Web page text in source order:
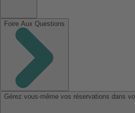
Foire Aux Questions
Gérez vous-même vos réservations dans